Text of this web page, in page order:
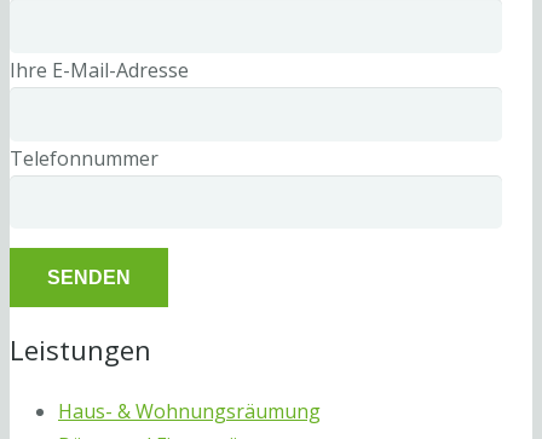
Ihre E-Mail-Adresse
Telefonnummer
Leistungen
Haus- & Wohnungsräumung